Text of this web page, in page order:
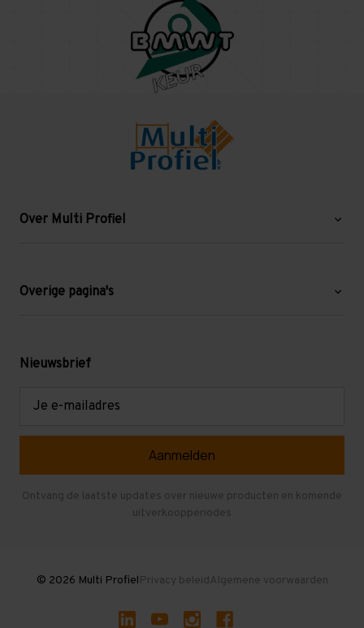
Over Multi Profiel
Blog
Levering en afhalen
Overige pagina's
Mezzanine
Gebruikte entresolvloeren
Nieuwsbrief
Ontvang de laatste updates over nieuwe producten en komende
uitverkoopperiodes
© 2026 Multi ProfielPrivacy beleidAlgemene voorwaarden